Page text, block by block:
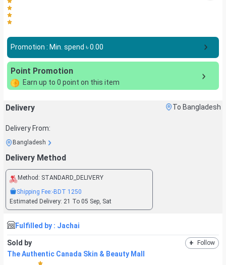
Promotion : Min. spend ৳0.00
Point Promotion
Earn up to 0 point on this item
Delivery To Bangladesh
Delivery From:
Bangladesh
Delivery Method
Method: STANDARD_DELIVERY
Shipping Fee:-BDT 1250
Estimated Delivery: 21 To 05 Sep, Sat
Fulfilled by : Jachai
Sold by + Follow
The Authentic Canada Skin & Beauty Mall